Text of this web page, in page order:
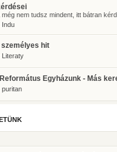
még nem tudsz mindent, itt bátran
Indu
személyes hit
Literaty
Egyházunk - Más
puritan